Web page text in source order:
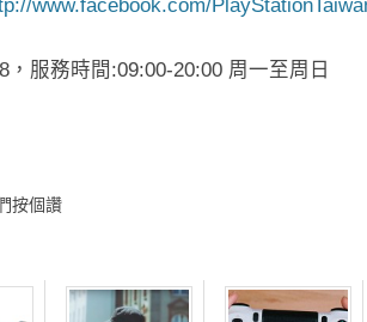
www.facebook.com/
服務時間:09:00-20:00 周一至周日
按個讚